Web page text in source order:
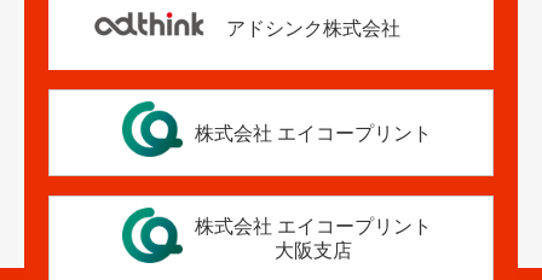
アドシンク株式会社
株式会社 エイコープリント
株式会社 エイコープリント
大阪支店